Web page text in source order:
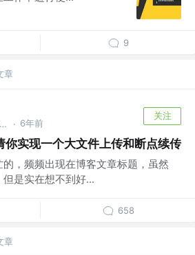
9
章
SWE in Bay Area @TikTok · 6年前
关注
你实现一个大文件上传和断点续传
，频频出现在博客文章标题，虽然
是实在想不到好...
658
章